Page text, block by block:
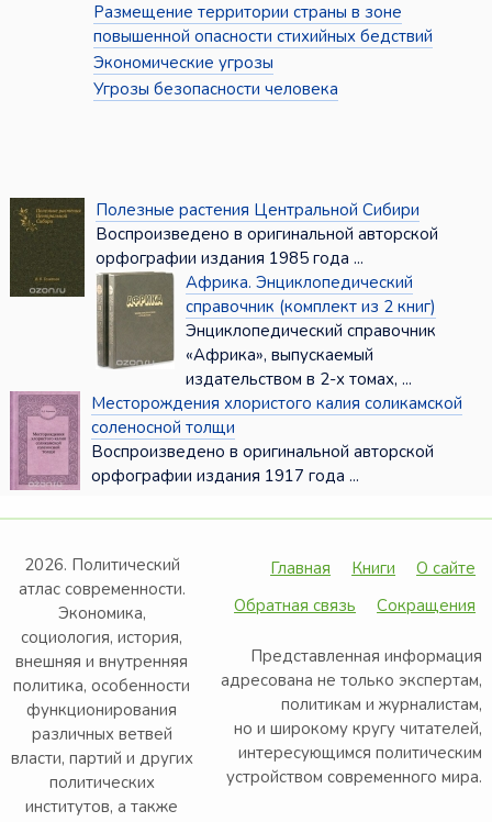
Размещение территории страны в зоне
повышенной опасности стихийных бедствий
Экономические угрозы
Угрозы безопасности человека
Полезные растения Центральной Сибири
Воспроизведено в оригинальной авторской
орфографии издания 1985 года ...
Африка. Энциклопедический
справочник (комплект из 2 книг)
Энциклопедический справочник
«Африка», выпускаемый
издательством в 2-х томах, ...
Месторождения хлористого калия соликамской
соленосной толщи
Воспроизведено в оригинальной авторской
орфографии издания 1917 года ...
2026. Политический
атлас современности.
Экономика,
социология, история,
внешняя и внутренняя
политика, особенности
функционирования
различных ветвей
власти, партий и других
политических
институтов, а также
Главная Книги
О сайте
Обратная связь
Сокращения
Представленная информация
адресована не только экспертам,
политикам и журналистам,
но и широкому кругу читателей,
интересующимся политическим
устройством современного мира.